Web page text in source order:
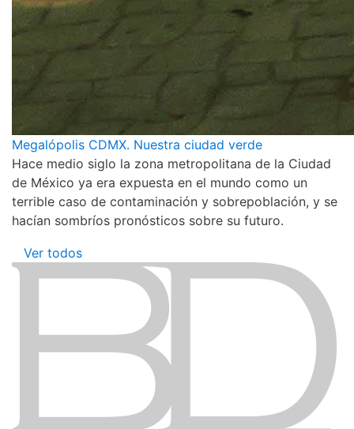
Megalópolis CDMX. Nuestra ciudad verde
Hace medio siglo la zona metropolitana de la Ciudad
de México ya era expuesta en el mundo como un
terrible caso de contaminación y sobrepoblación, y se
hacían sombríos pronósticos sobre su futuro.
Ver todos